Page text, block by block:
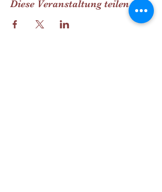
Diese Veranstaltung teilen